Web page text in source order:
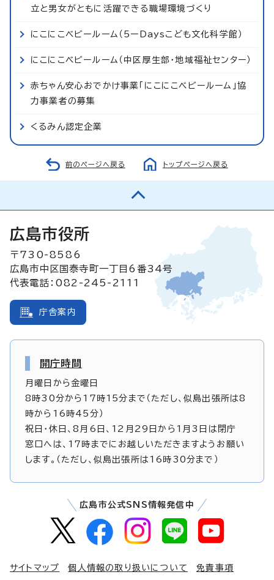
立と男女がともに活躍できる職場環境づくり
にこにこベビールーム（5ーDaysこども文化科学館）
にこにこベビールーム（中区厚生部・地域福祉センター）
赤ちゃん安心おでかけ事業「にこにこベビールーム」協
力事業者の募集
くるみん認定企業
前のページへ戻る トップページへ戻る
広島市役所
〒730-8586
広島市中区国泰寺町一丁目6番34号
代表電話：082-245-2111
庁舎案内
開庁時間
月曜日から金曜日
8時30分から17時15分まで（ただし、似島出張所は8
時から16時45分）
祝日・休日、8月6日、12月29日から1月3日は閉庁
窓口へは、17時までにお越しいただきますようお願い
します。（ただし、似島出張所は16時30分まで）
広島市公式SNS情報発信中
サイトマップ 個人情報の取り扱いについて
免責事項